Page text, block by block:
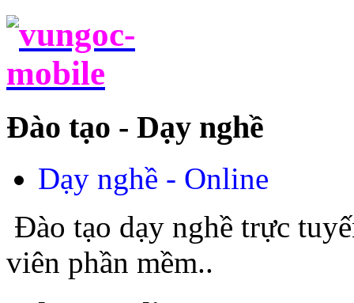
Đào tạo - Dạy nghề
Dạy nghề - Online
Đào tạo dạy nghề trực
viên phần mềm..